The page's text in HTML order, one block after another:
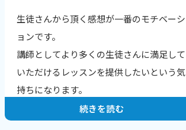
生徒さんから頂く感想が一番のモチベーシ
ョンです。
講師としてより多くの生徒さんに満足して
いただけるレッスンを提供したいという気
持ちになります。
続きを読む